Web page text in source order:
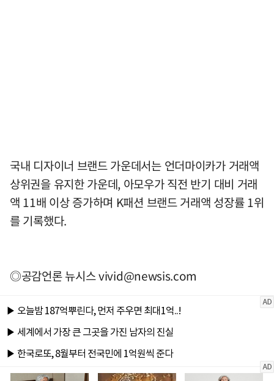
국내 디자이너 브랜드 가운데서는 언더마이카가 거래액
상위권을 유지한 가운데, 아모우가 직전 반기 대비 거래
액 11배 이상 증가하며 K패션 브랜드 거래액 성장률 1위
를 기록했다.
◎공감언론 뉴시스vivid@newsis.com